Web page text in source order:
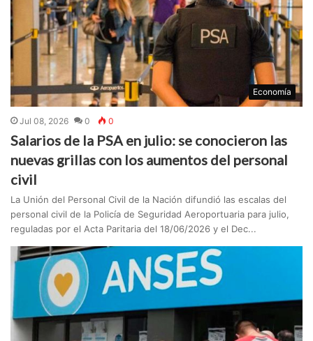
Economía
Jul 08, 2026 0 0
Salarios de la PSA en julio: se conocieron las
nuevas grillas con los aumentos del personal
civil
La Unión del Personal Civil de la Nación difundió las escalas del
personal civil de la Policía de Seguridad Aeroportuaria para julio,
reguladas por el Acta Paritaria del 18/06/2026 y el Dec...